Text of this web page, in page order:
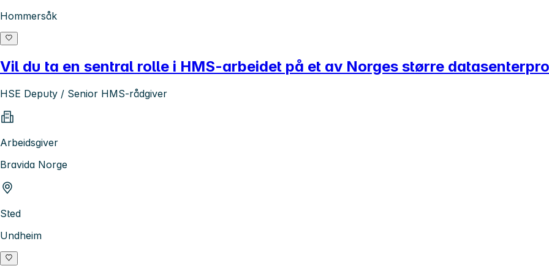
Hommersåk
Vil du ta en sentral rolle i HMS-arbeidet på et av Norges større
HSE Deputy / Senior HMS-rådgiver
Arbeidsgiver
Bravida Norge
Sted
Undheim